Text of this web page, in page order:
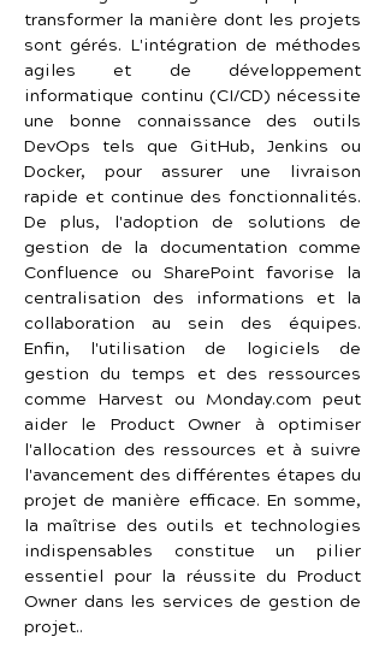
transformer la manière dont les projets
sont gérés. L'intégration de méthodes
agiles et de développement
informatique continu (CI/CD) nécessite
une bonne connaissance des outils
DevOps tels que GitHub, Jenkins ou
Docker, pour assurer une livraison
rapide et continue des fonctionnalités.
De plus, l'adoption de solutions de
gestion de la documentation comme
Confluence ou SharePoint favorise la
centralisation des informations et la
collaboration au sein des équipes.
Enfin, l'utilisation de logiciels de
gestion du temps et des ressources
comme Harvest ou Monday.com peut
aider le Product Owner à optimiser
l'allocation des ressources et à suivre
l'avancement des différentes étapes du
projet de manière efficace. En somme,
la maîtrise des outils et technologies
indispensables constitue un pilier
essentiel pour la réussite du Product
Owner dans les services de gestion de
projet..